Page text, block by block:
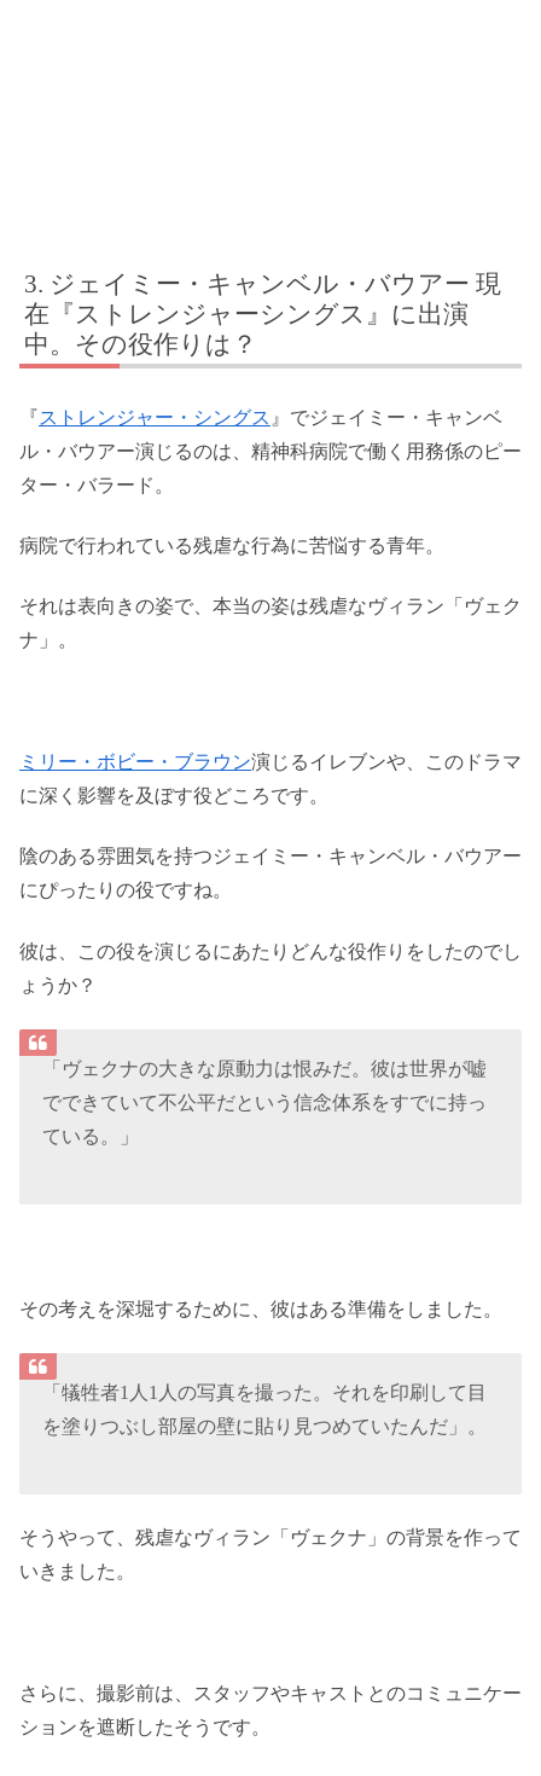
ジェイミー・キャンベル・バウアー 現
在『ストレンジャーシングス』に出演
中。その役作りは？
『ストレンジャー・シングス 』でジェイミー・キャンベ
ル・バウアー演じるのは、精神科病院で働く用務係のピー
ター・バラード。
病院で行われている残虐な行為に苦悩する青年。
それは表向きの姿で、本当の姿は残虐なヴィラン「ヴェク
ナ」。
ミリー・ボビー・ブラウン演じるイレブンや、このドラマ
に深く影響を及ぼす役どころです。
陰のある雰囲気を持つジェイミー・キャンベル・バウアー
にぴったりの役ですね。
彼は、この役を演じるにあたりどんな役作りをしたのでし
ょうか？
「ヴェクナの大きな原動力は恨みだ。彼は世界が嘘
でできていて不公平だという信念体系をすでに持っ
ている。」
その考えを深堀するために、彼はある準備をしました。
「犠牲者1人1人の写真を撮った。それを印刷して目
を塗りつぶし部屋の壁に貼り見つめていたんだ」。
そうやって、残虐なヴィラン「ヴェクナ」の背景を作って
いきました。
さらに、撮影前は、スタッフやキャストとのコミュニケー
ションを遮断したそうです。